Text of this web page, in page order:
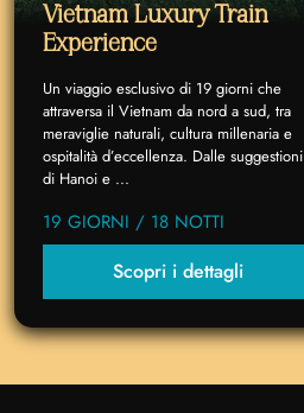
Vietnam Luxury Train
Experience
Un viaggio esclusivo di 19 giorni che
attraversa il Vietnam da nord a sud, tra
meraviglie naturali, cultura millenaria e
ospitalità d’eccellenza. Dalle suggestioni
di Hanoi e ...
19 GIORNI / 18 NOTTI
Scopri i dettagli